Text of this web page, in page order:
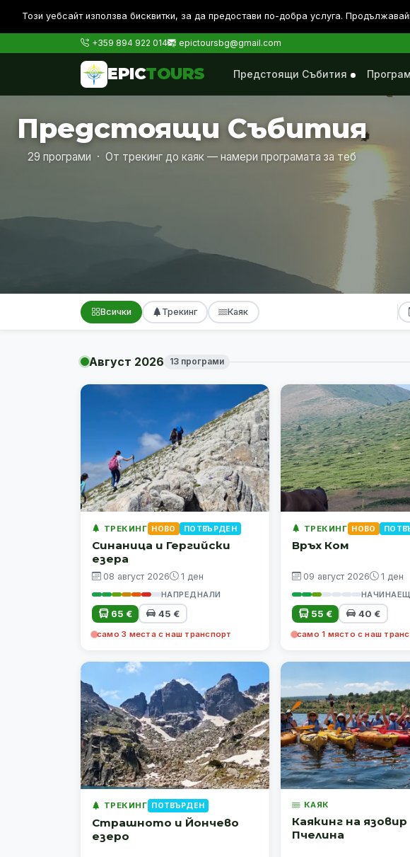
Този уебсайт използва бисквитки, за да предостави по-дoбра услуга.
+359 894 922 014 epictoursbg@gmail.com
EPICTOURS Предстоящи Събития
Предстоящи Събития
29 програми · От трекинг до каяк — намери програмата за теб
Всички Трекинг Каяк
Август 2026 13 програми
ТРЕКИНГ НОВО ПОТВЪРДЕН
Синаница и Гергийски
езера
08 август 2026 1 ден
НАПРЕДНАЛИ
65 € 45 €
само 3 места с наш транспорт
ТРЕКИНГ НОВО
Връх Ком
09 август 2026 1 ден
55 € 40 €
само 1 място с наш
ТРЕКИНГ ПОТВЪРДЕН
Страшното и Йончево
езеро
КАЯК
Каякинг на язовир
Пчелина